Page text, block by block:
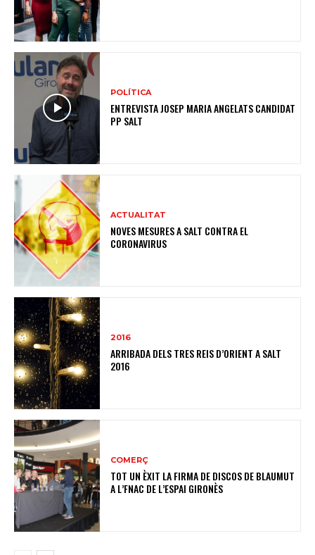
POLÍTICA
ENTREVISTA JOSEP MARIA ANGELATS CANDIDAT
PP SALT
ACTUALITAT
NOVES MESURES A SALT CONTRA EL
CORONAVIRUS
2016
ARRIBADA DELS TRES REIS D’ORIENT A SALT
2016
COMERÇ
TOT UN ÈXIT LA FIRMA DE DISCOS DE BLAUMUT
A L’FNAC DE L’ESPAI GIRONÈS